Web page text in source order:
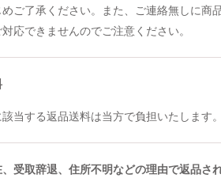
めご了承ください。また、ご連絡無しに商
応できませんのでご注意ください。
当する返品送料は当方で負担いたします。
受取辞退、住所不明などの理由で返品さ